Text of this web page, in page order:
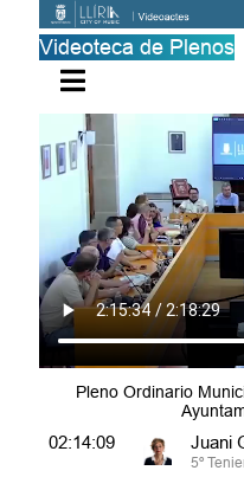
Videoteca de Plenos
Pleno Ordinario
02:11:00
6é
Grup
02:11:20
Regidor
02:11:40 Paco
Grup
02:11:53 José
02:14:04 Paco
Grup
02:14:09 Juani
5º